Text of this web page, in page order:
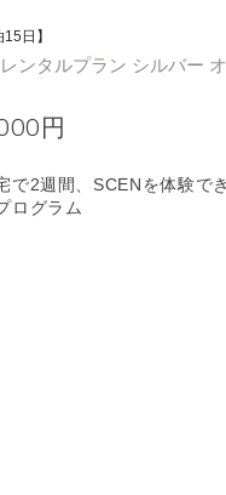
15日】
ンタルプラン シルバー
円
で2週間、SCENを体験で
ログラム